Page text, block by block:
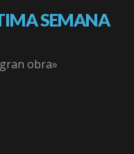
SEMANA
obra»